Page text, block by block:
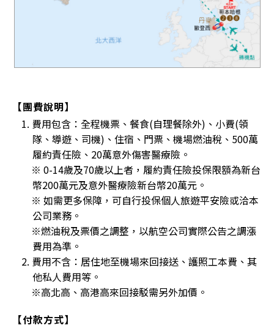
【團費說明】
1. 費用包含：全程機票、餐食(自理餐除外)、小費(領
隊、導遊、司機)、住宿、門票、機場燃油稅、500萬
履約責任險、20萬意外傷害醫療險。
※ 0-14歲及70歲以上者，履約責任險投保限額為新台
幣200萬元及意外醫療險新台幣20萬元。
※ 如需更多保障，可自行投保個人旅遊平安險或洽本
公司業務。
※燃油稅及票價之調整，以航空公司實際公告之調漲
費用為準。
2. 費用不含：居住地至機場來回接送、護照工本費、其
他私人費用等。
※高北高、高港高來回接駁需另外加價。
【付款方式】